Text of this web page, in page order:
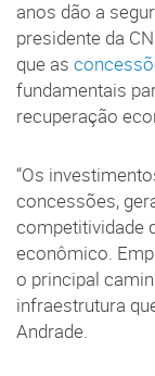
anos dão a
presidente da
que as
fundamentais
recuperação
“Os
concessões,
competitividade
econômico.
o principal
infraestrutura
Andrade.